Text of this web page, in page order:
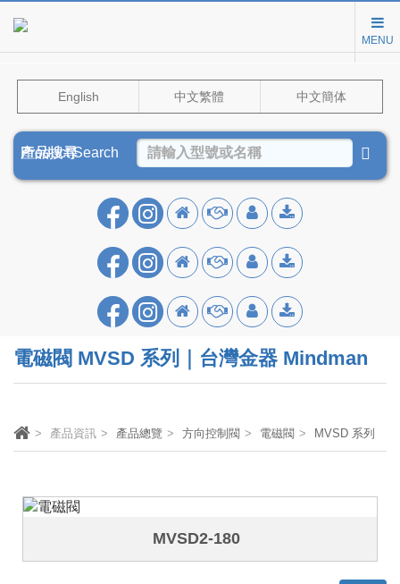
MENU
English 中文繁體 中文簡体
Product Search
產品搜尋
产品搜寻
電磁閥 MVSD 系列｜台灣金器 Mindman
產品資訊 產品總覽 方向控制閥 電磁閥 MVSD 系列
MVSD2-180